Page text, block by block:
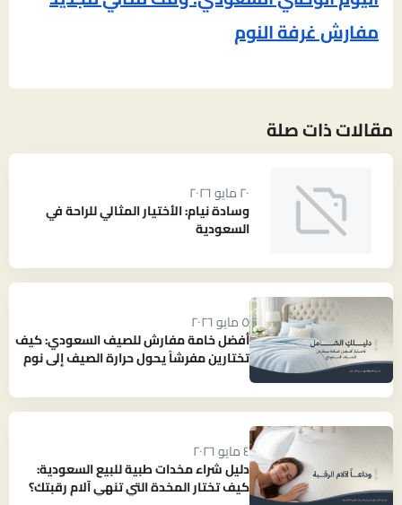
مفارش غرفة النوم
مقالات ذات صلة
٢٠ مايو ٢٠٢٦
وسادة نيام: الأختيار المثالي للراحة في
السعودية
٥ مايو ٢٠٢٦
أفضل خامة مفارش للصيف السعودي: كيف
تختارين مفرشاً يحول حرارة الصيف إلى نوم
٤ مايو ٢٠٢٦
دليل شراء مخدات طبية للبيع السعودية:
كيف تختار المخدة التي تنهي آلام رقبتك؟